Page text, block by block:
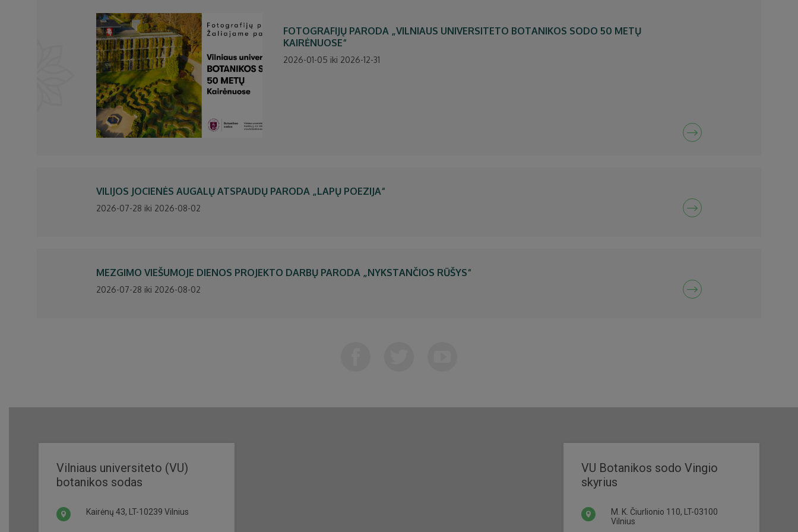
FOTOGRAFIJŲ PARODA „VILNIAUS UNIVERSITETO BOTANIKOS SODO 50 METŲ
KAIRĖNUOSE“
2026-01-05 iki 2026-12-31
VILIJOS JOCIENĖS AUGALŲ ATSPAUDŲ PARODA „LAPŲ POEZIJA“
2026-07-28 iki 2026-08-02
MEZGIMO VIEŠUMOJE DIENOS PROJEKTO DARBŲ PARODA „NYKSTANČIOS RŪŠYS“
2026-07-28 iki 2026-08-02
Vilniaus universiteto (VU)
botanikos sodas
Kairėnų 43, LT-10239 Vilnius
VU Botanikos sodo Vingio
skyrius
M. K. Čiurlionio 110, LT-03100
Vilnius